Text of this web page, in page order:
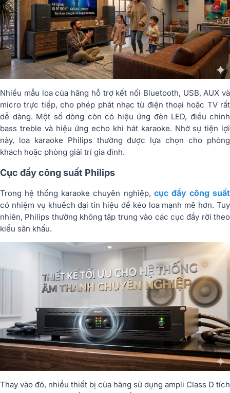
Nhiều mẫu loa của hãng hỗ trợ kết nối Bluetooth, USB, AUX và
micro trực tiếp, cho phép phát nhạc từ điện thoại hoặc TV rất
dễ dàng. Một số dòng còn có hiệu ứng đèn LED, điều chỉnh
bass treble và hiệu ứng echo khi hát karaoke. Nhờ sự tiện lợi
này, loa karaoke Philips thường được lựa chọn cho phòng
khách hoặc phòng giải trí gia đình.
Cục đẩy công suất Philips
Trong hệ thống karaoke chuyên nghiệp, cục đẩy công suất
có nhiệm vụ khuếch đại tín hiệu để kéo loa mạnh mẽ hơn. Tuy
nhiên, Philips thường không tập trung vào các cục đẩy rời theo
kiểu sân khấu.
Thay vào đó, nhiều thiết bị của hãng sử dụng ampli Class D tích